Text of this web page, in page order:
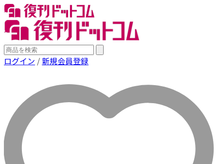
ログイン /新規会員登録